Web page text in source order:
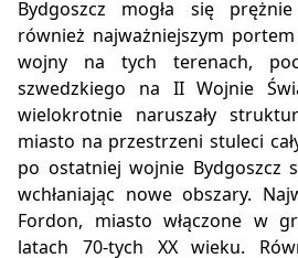
Bydgoszcz mogła się
również najważniejszym
wojny na tych terenach,
szwedzkiego na II Wojnie
wielokrotnie naruszały
miasto na przestrzeni stuleci
po ostatniej wojnie Bydgoszcz
wchłaniając nowe obszary.
Fordon, miasto włączone w
latach 70-tych XX wieku.